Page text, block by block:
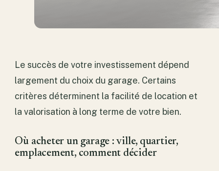
Le succès de votre investissement dépend
largement du choix du garage. Certains
critères déterminent la facilité de location et
la valorisation à long terme de votre bien.
Où acheter un garage : ville, quartier,
emplacement, comment décider